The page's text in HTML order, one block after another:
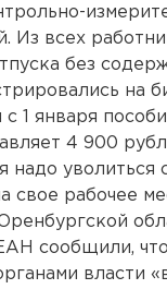
Из всех
без
на
с 1 января
4 900
надо уволиться
свое рабочее
сообщили,
власти